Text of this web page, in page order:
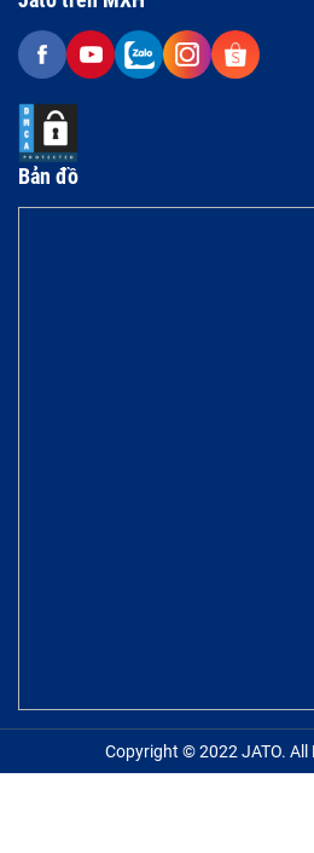
Bản đồ
Copyright © 2022 JATO. All